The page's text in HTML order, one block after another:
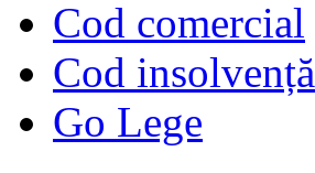
Cod comercial
Cod insolvență
Go Lege